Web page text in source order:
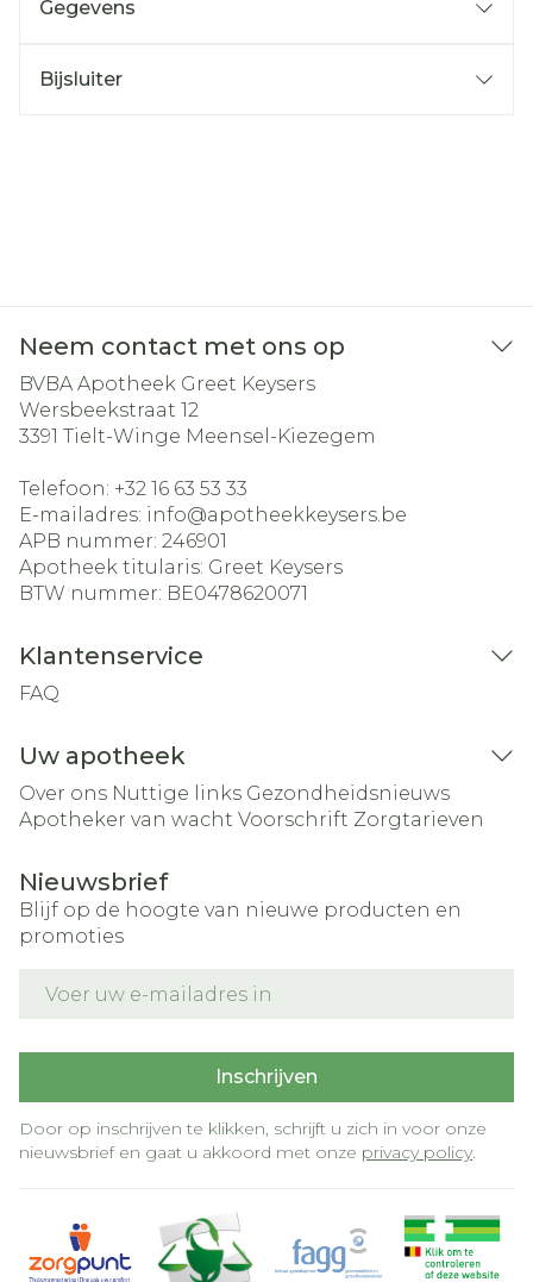
Gegevens
Bijsluiter
Neem contact met ons op
BVBA Apotheek Greet Keysers
Wersbeekstraat 12
3391 Tielt-Winge Meensel-Kiezegem
Telefoon: +32 16 63 53 33
E-mailadres: info@apotheekkeysers.be
APB nummer: 246901
Apotheek titularis: Greet Keysers
BTW nummer: BE0478620071
Klantenservice
FAQ
Uw apotheek
Over ons Nuttige links Gezondheidsnieuws
Apotheker van wacht Voorschrift Zorgtarieven
Nieuwsbrief
Blijf op de hoogte van nieuwe producten en
promoties
Inschrijven
Door op inschrijven te klikken, schrijft u zich in voor onze
nieuwsbrief en gaat u akkoord met onze privacy policy.